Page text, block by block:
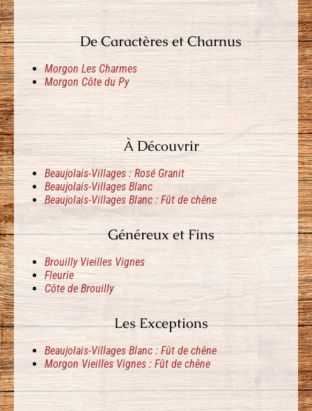
De Caractères et Charnus
Morgon Les Charmes
Morgon Côte du Py
À Découvrir
Beaujolais-Villages : Rosé Granit
Beaujolais-Villages Blanc
Beaujolais-Villages Blanc : Fût de chêne
Généreux et Fins
Brouilly Vieilles Vignes
Fleurie
Côte de Brouilly
Les Exceptions
Beaujolais-Villages Blanc : Fût de chêne
Morgon Vieilles Vignes : Fût de chêne